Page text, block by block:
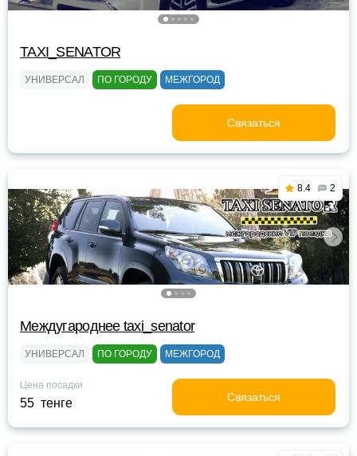
TAXI_SENATOR
УНИВЕРСАЛ ПО ГОРОДУ МЕЖГОРОД
Связаться
8.4 2
Междугароднее taxi_senator
УНИВЕРСАЛ ПО ГОРОДУ МЕЖГОРОД
Цена посадки
55 тенге Связаться